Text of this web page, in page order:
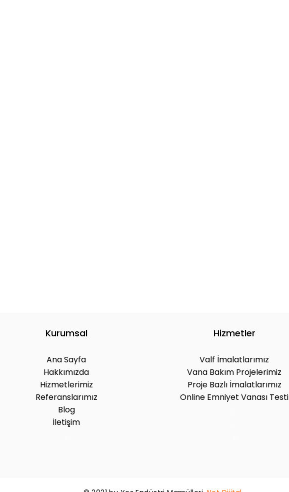
Kurumsal
Ana Sayfa
Hakkımızda
Hizmetlerimiz
Referanslarımız
Blog
İletişim
Hizmetler
Valf İmalatlarımız
Vana Bakım Projelerimiz
Proje Bazlı İmalatlarımız
Online Emniyet Vanası Testi